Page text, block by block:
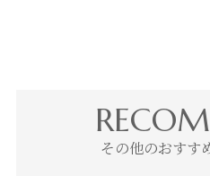
その他のおすす